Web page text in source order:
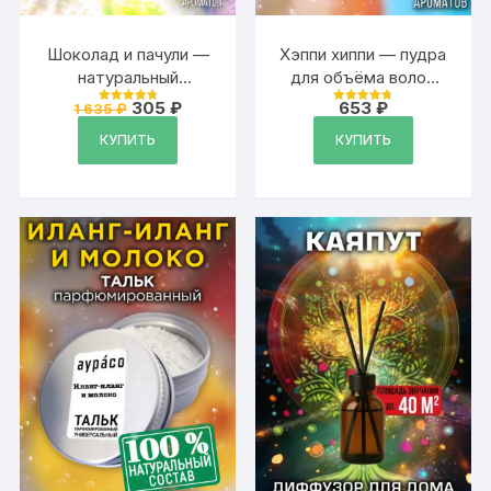
Шоколад и пачули —
натуральный
кремовый
дезодорант Аурасо,
парфюмированный,
для женщин и
Оценка
из 5
1 635₽ Первоначальная
составляла
305₽Текущая
КУПИТЬ
Хэппи хиппи — пудра
для объёма волос
Аурасо, 20 гр
Оценка
из 5
653 ₽
КУПИТЬ